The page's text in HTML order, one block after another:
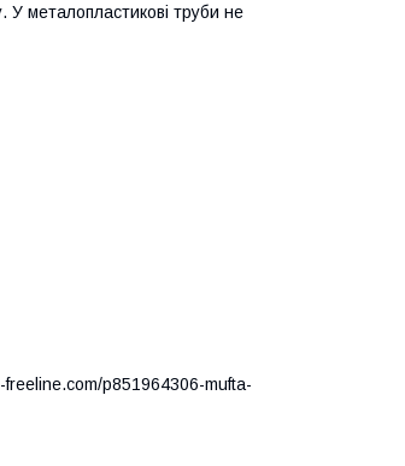
У металопластикові труби не
p851964306-mufta-